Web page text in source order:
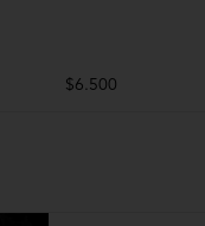
$6.500